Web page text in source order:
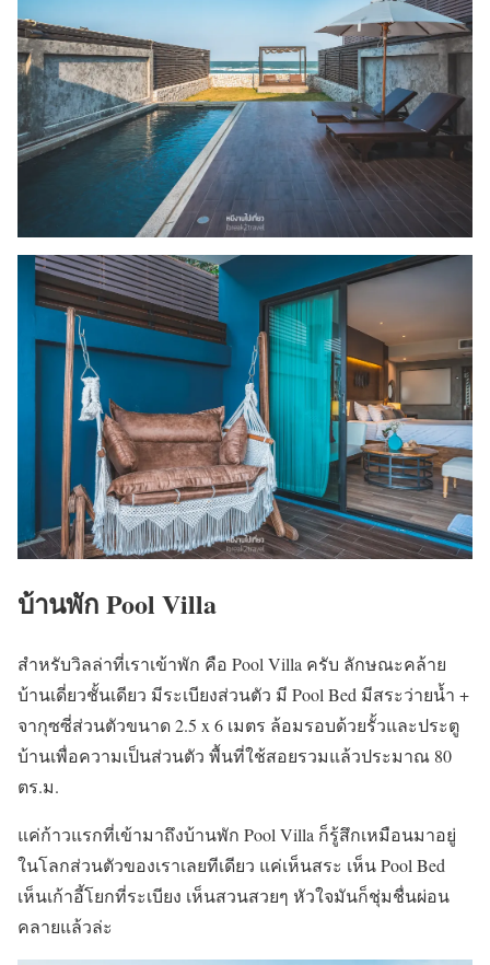
บ้านพัก Pool Villa
สำหรับวิลล่าที่เราเข้าพัก คือ Pool Villa ครับ ลักษณะคล้าย
บ้านเดี่ยวชั้นเดียว มีระเบียงส่วนตัว มี Pool Bed มีสระว่ายน้ำ +
จากุซซี่ส่วนตัวขนาด 2.5 x 6 เมตร ล้อมรอบด้วยรั้วและประตู
บ้านเพื่อความเป็นส่วนตัว พื้นที่ใช้สอยรวมแล้วประมาณ 80
ตร.ม.
แค่ก้าวแรกที่เข้ามาถึงบ้านพัก Pool Villa ก็รู้สึกเหมือนมาอยู่
ในโลกส่วนตัวของเราเลยทีเดียว แค่เห็นสระ เห็น Pool Bed
เห็นเก้าอี้โยกที่ระเบียง เห็นสวนสวยๆ หัวใจมันก็ชุ่มชื่นผ่อน
คลายแล้วล่ะ